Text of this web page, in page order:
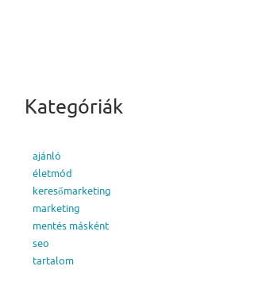
Kategóriák
ajánló
életmód
keresőmarketing
marketing
mentés másként
seo
tartalom